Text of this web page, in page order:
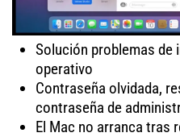
Solución problemas de
operativo
Contraseña olvidada,
contraseña de
El Mac no arranca tras